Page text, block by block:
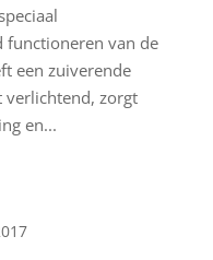
functioneren van de
een zuiverende
verlichtend, zorgt
en...